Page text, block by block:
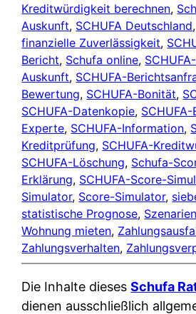
Kreditwürdigkeit berechnen,
Auskunft, SCHUFA Deutschland,
finanzielle Zuverlässigkeit,
Bericht, Schufa online,
Auskunft, SCHUFA-
Bewertung, SCHUFA-Bonität,
SCHUFA-Datenkopie,
Experte, SCHUFA-Information,
Kreditprüfung, SCHUFA-
SCHUFA-Löschung, Schufa-
Erklärung, SCHUFA-Score-
Simulator, Score-Simulator,
statistische Prognose,
Wohnung mieten,
Zahlungsverhalten,
Die Inhalte diesesSchufa
dienen ausschließlich